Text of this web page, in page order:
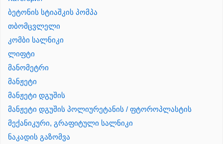
ბეტონის სტიაშკის პომპა
თბომცვლელი
კომბი სალნიკი
ლიფტი
მანომეტრი
მანჟეტი
მანჟეტი დგუშის
მანჟეტი დგუშის პოლიურეტანის / ფტოროპლასტის
მექანიკური, გრაფიტული სალნიკი
ნაკადის გაზომვა